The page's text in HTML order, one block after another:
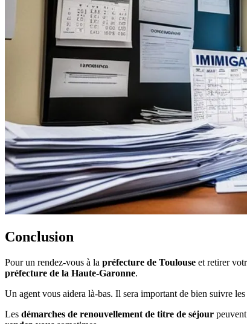
Conclusion
Pour un rendez-vous à la préfecture de Toulouse et retirer
préfecture de la Haute-Garonne.
Un agent vous aidera là-bas. Il sera important de bien suivre les
Les démarches de renouvellement de titre de séjour